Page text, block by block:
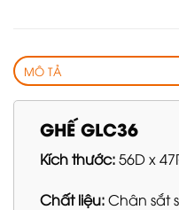
MÔ TẢ
GHẾ GLC36
Kích thước:56D x
Chất liệu:Chân sắt